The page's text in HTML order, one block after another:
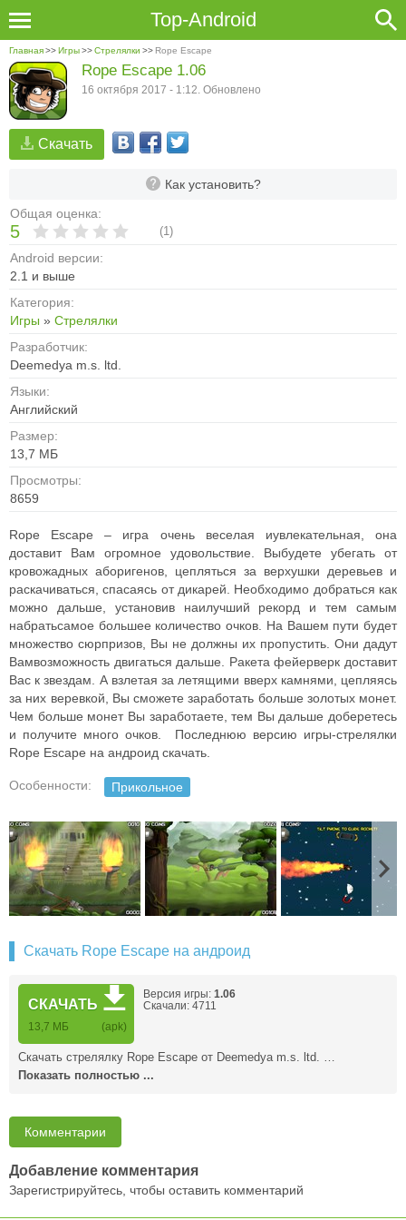
Top-Android
Главная>>Игры>>Стрелялки >> Rope Escape
Скачать
Как установить?
Общая оценка:
5 (1)
Android версии:
2.1 и выше
Категория:
Игры » Стрелялки
Разработчик:
Deemedya m.s. ltd.
Языки:
Английский
Размер:
13,7 MБ
Просмотры:
8659
Rope Escape 1.06
16 октября 2017 - 1:12. Обновлено
Rope Escape – игра очень веселая иувлекательная, она
доставит Вам огромное удовольствие. Выбудете убегать от
кровожадных аборигенов, цепляться за верхушки деревьев и
раскачиваться, спасаясь от дикарей. Необходимо добраться как
можно дальше, установив наилучший рекорд и тем самым
набратьсамое большее количество очков. На Вашем пути будет
множество сюрпризов, Вы не должны их пропустить. Они дадут
Вамвозможность двигаться дальше. Ракета фейерверк доставит
Вас к звездам. А взлетая за летящими вверх камнями, цепляясь
за них веревкой, Вы сможете заработать больше золотых монет.
Чем больше монет Вы заработаете, тем Вы дальше доберетесь
и получите много очков. Последнюю версию игры-стрелялки
Rope Escape на андроид скачать.
Особенности: Прикольное
Скачать Rope Escape на андроид
СКАЧАТЬ
13,7 MБ (apk)
Версия игры: 1.06
Скачали: 4711
Скачать стрелялку Rope Escape от Deemedya m.s. ltd. …
Показать полностью ...
Комментарии
Добавление комментария
Зарегистрируйтесь, чтобы оставить комментарий